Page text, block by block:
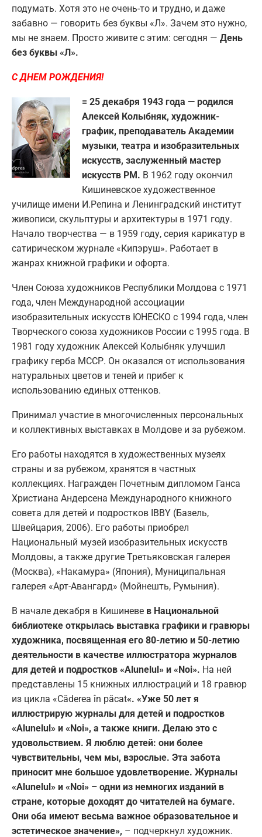
подумать. Хотя это не очень-то и трудно, и даже
забавно — говорить без буквы «Л». Зачем это нужно,
мы не знаем. Просто живите с этим: сегодня — День
без буквы «Л».
С ДНЕМ РОЖДЕНИЯ!
= 25 декабря 1943 года — родился
Алексей Колыбняк, художник-
график, преподаватель Академии
музыки, театра и изобразительных
искусств, заслуженный мастер
искусств РМ. В 1962 году окончил
Кишиневское художественное
училище имени И.Репина и Ленинградский институт
живописи, скульптуры и архитектуры в 1971 году.
Начало творчества — в 1959 году, серия карикатур в
сатирическом журнале «Кипэруш». Работает в
жанрах книжной графики и офорта.
Член Союза художников Республики Молдова с 1971
года, член Международной ассоциации
изобразительных искусств ЮНЕСКО с 1994 года, член
Творческого союза художников России с 1995 года. В
1981 году художник Алексей Колыбняк улучшил
графику герба МССР. Он оказался от использования
натуральных цветов и теней и прибег к
использованию единых оттенков.
Принимал участие в многочисленных персональных
и коллективных выставках в Молдове и за рубежом.
Его работы находятся в художественных музеях
страны и за рубежом, хранятся в частных
коллекциях. Награжден Почетным дипломом Ганса
Христиана Андерсена Международного книжного
совета для детей и подростков IBBY (Базель,
Швейцария, 2006). Его работы приобрел
Национальный музей изобразительных искусств
Молдовы, а также другие Третьяковская галерея
(Москва), «Накамура» (Япония), Муниципальная
галерея «Арт-Авангард» (Мойнешть, Румыния).
В начале декабря в Кишиневе в Национальной
библиотеке открылась выставка графики и гравюры
художника, посвященная его 80-летию и 50-летию
деятельности в качестве иллюстратора журналов
для детей и подростков «Alunelul» и «Noi». На ней
представлены 15 книжных иллюстраций и 18 гравюр
из цикла «Căderea în păcat«. «Уже 50 лет я
иллюстрирую журналы для детей и подростков
«Alunelul» и «Noi», а также книги. Делаю это с
удовольствием. Я люблю детей: они более
чувствительны, чем мы, взрослые. Эта забота
приносит мне большое удовлетворение. Журналы
«Alunelul» и «Noi» – одни из немногих изданий в
стране, которые доходят до читателей на бумаге.
Они оба имеют весьма важное образовательное и
эстетическое значение», – подчеркнул художник.